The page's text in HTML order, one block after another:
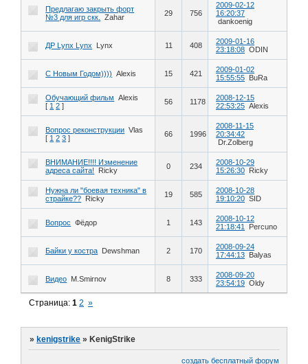
Предлагаю закрыть форт
№3 для игр скк.
Zahar 29 756
2009-02-12
16:20:37
dankoenig
ДР Lynx Lynx Lynx 11 408
2009-01-16
23:18:08 ODIN
С Новым Годом)))) Alexis 15 421
2009-01-02
15:55:55
BuRa
Обучающий фильм
Alexis
[ 1 2 ] 56 1178
2008-12-15
22:53:25 Alexis
Вопрос реконструкции Vlas
[ 1 2 3 ] 66 1996
2008-11-15
20:34:42
Dr.Zolberg
ВНИМАНИЕ!!!! Изменение
адреса сайта!
Ricky 0 234
2008-10-29
15:26:30
Ricky
Нужна ли "боевая техника" в
страйке??
Ricky 19 585
2008-10-28
19:10:20 SID
Вопрос Фёдор 1 143
2008-10-12
21:18:41
Percuno
Байки у костра Dewshman 2 170
2008-09-24
17:44:13
Balyas
Видео M.Smirnov 8 333
2008-09-20
23:54:19 Oldy
Страница:1 2 »
»kenigstrike »KenigStrike
создать бесплатный форум